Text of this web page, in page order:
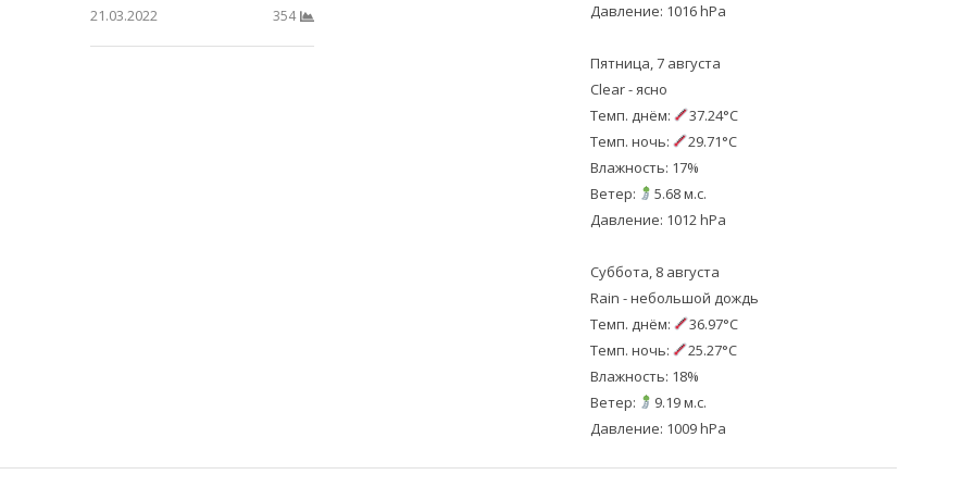
21.03.2022 354 Давление: 1016 hPa
Пятница, 7 августа
Clear - ясно
Темп. днём:
37.24°C
Темп. ночь:
29.71°C
Влажность: 17%
Ветер:
5.68 м.с.
Давление: 1012 hPa
Суббота, 8 августа
Rain - небольшой дождь
Темп. днём:
36.97°C
Темп. ночь:
25.27°C
Влажность: 18%
Ветер:
9.19 м.с.
Давление: 1009 hPa